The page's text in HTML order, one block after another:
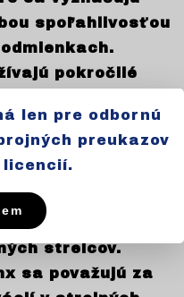
spoľahlivosťou
pokročilé
výkonné, ale aj
pri používaní.
investujú do
neustále zlepšujú
ich
strelcov.
sa považujú za
len pre odbornú
preukazov
licencií.